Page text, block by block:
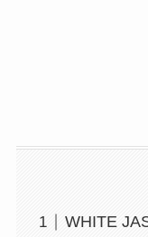
WHITE